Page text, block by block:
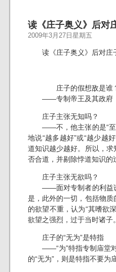
读《庄子奥义》后对
2009年3月27日星期五
读《庄子奥义》后对庄
庄子的假想敌是谁
——专制帝王及其政府（
庄子主张无知吗？
——不，他主张的是“至
地说“越多越好”或“越少越
道知识越少越好。所以，
否合道，并剔除悖道知识的
庄子主张无欲吗？
——面对专制者的利益诱
是，此外的一切，包括物
的欲望不重，认为“其嗜欲
欲望之强烈，过于当时诸子。
庄子的“无为”是特指
——“为”特指专制庙堂对
的“无为”，则是特指不要为